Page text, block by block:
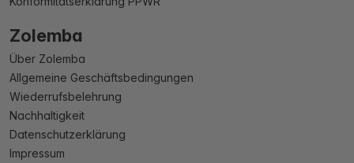
Zolemba
Über Zolemba
Allgemeine Geschäftsbedingungen
Wiederrufsbelehrung
Nachhaltigkeit
Datenschutzerklärung
Impressum